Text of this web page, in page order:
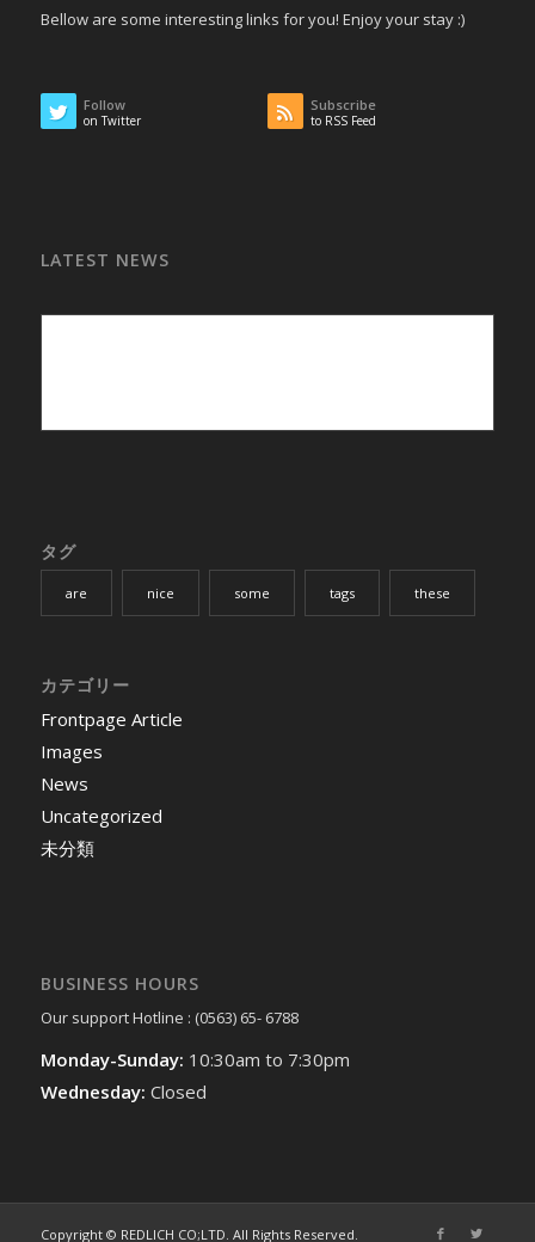
Bellow are some interesting links for you! Enjoy your stay :)
Follow
on Twitter
Subscribe
to RSS Feed
LATEST NEWS
タグ
are nice some tags these
カテゴリー
Frontpage Article
Images
News
Uncategorized
未分類
BUSINESS HOURS
Our support Hotline : (0563) 65- 6788
Monday-Sunday: 10:30am to 7:30pm
Wednesday: Closed
Copyright © REDLICH CO;LTD. All Rights Reserved.